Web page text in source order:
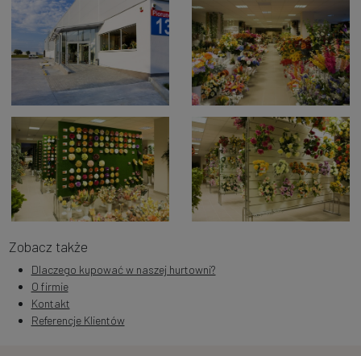
Zobacz także
Dlaczego kupować w naszej hurtowni?
O firmie
Kontakt
Referencje Klientów